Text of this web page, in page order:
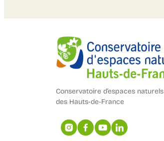
Conservatoire d’espaces naturels
des Hauts-de-France